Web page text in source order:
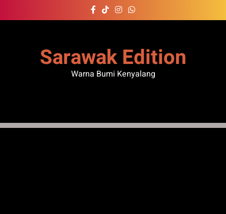
to
Sarawak Edition
Warna Bumi Kenyalang